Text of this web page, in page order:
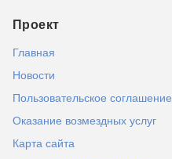
Проект
Главная
Новости
Пользовательское соглашение
Оказание возмездных услуг
Карта сайта